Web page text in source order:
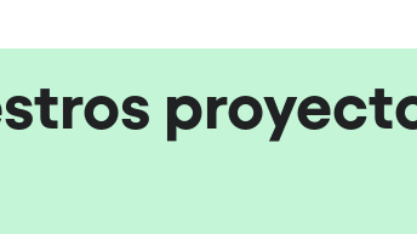
estudio virtual y dispositivos XR
de Naciones